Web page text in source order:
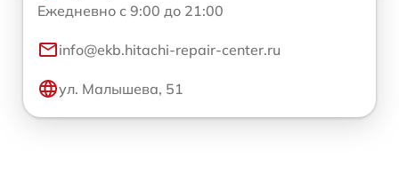
Ежедневно с 9:00 до 21:00
info@ekb.hitachi-repair-center.ru
ул. Малышева, 51